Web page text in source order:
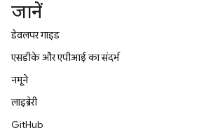
जानें
डेवलपर गाइड
एसडीके और एपीआई का संदर्भ
नमूने
लाइब्रेरी
GitHub